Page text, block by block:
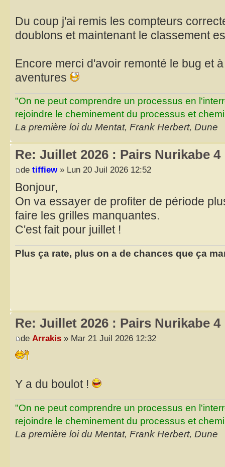
Du coup j'ai remis les compteurs
doublons et maintenant le classement
Encore merci d'avoir remonté le bug et
aventures
"On ne peut comprendre un processus en
rejoindre le cheminement du processus et
La première loi du Mentat, Frank Herbert, Dune
Re: Juillet 2026 : Pairs Nurikabe 4
de tiffiew» Lun 20 Juil 2026 12:52
Bonjour,
On va essayer de profiter de période
faire les grilles manquantes.
C'est fait pour juillet !
Plus ça rate, plus on a de chances que ça
Re: Juillet 2026 : Pairs Nurikabe 4
de Arrakis » Mar 21 Juil 2026 12:32
Y a du boulot !
"On ne peut comprendre un processus en
rejoindre le cheminement du processus et
La première loi du Mentat, Frank Herbert, Dune